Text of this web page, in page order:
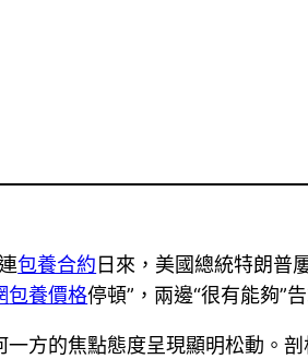
包養合約 日來，美國總統特朗普
包養價格停頓”，兩邊“很有能夠”
方的焦點態度呈現顯明松動。